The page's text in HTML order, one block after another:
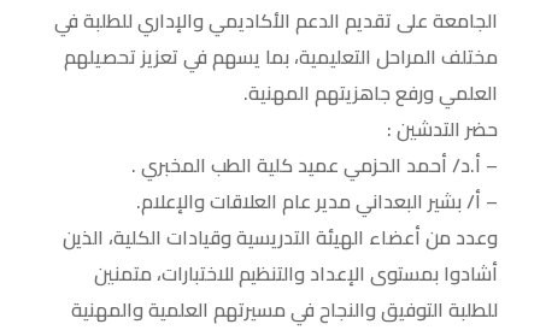
الجامعة على تقديم الدعم الأكاديمي والإداري للطلبة في
مختلف المراحل التعليمية، بما يسهم في تعزيز تحصيلهم
العلمي ورفع جاهزيتهم المهنية.
حضر التدشين :
– أ.د/ أحمد الحزمي عميد كلية الطب المخبري .
– أ/ بشير البعداني مدير عام العلاقات والإعلام.
وعدد من أعضاء الهيئة التدريسية وقيادات الكلية، الذين
أشادوا بمستوى الإعداد والتنظيم للاختبارات، متمنين
للطلبة التوفيق والنجاح في مسيرتهم العلمية والمهنية